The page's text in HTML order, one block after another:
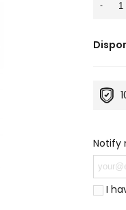
-
Notify
I